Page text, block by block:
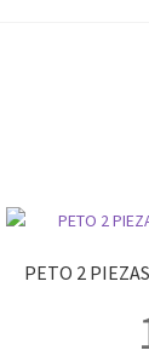
PETO 2